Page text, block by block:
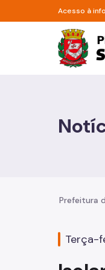
Pular para oAcesso à
Prefeitura
Terça-